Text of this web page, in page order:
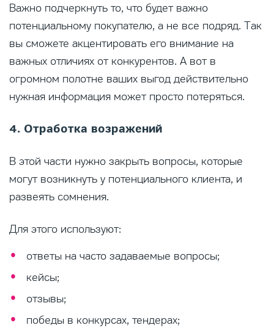
Важно подчеркнуть то, что будет важно
потенциальному покупателю, а не все подряд. Так
вы сможете акцентировать его внимание на
важных отличиях от конкурентов. А вот в
огромном полотне ваших выгод действительно
нужная информация может просто потеряться.
4. Отработка возражений
В этой части нужно закрыть вопросы, которые
могут возникнуть у потенциального клиента, и
развеять сомнения.
Для этого используют:
ответы на часто задаваемые вопросы;
кейсы;
отзывы;
победы в конкурсах, тендерах;